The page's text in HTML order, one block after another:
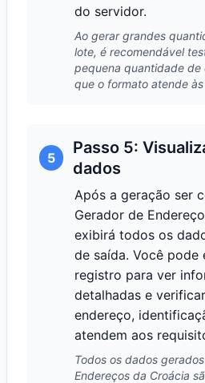
do servidor.
Ao gerar grandes
lote, é recomendável
pequena quantidade
que o formato atende
5
Passo 5:
dados
Após a geração ser
Gerador de
exibirá todos os
de saída. Você pode
registro para ver
detalhadas e
endereço,
atendem aos
Todos os dados
Endereços da Croácia